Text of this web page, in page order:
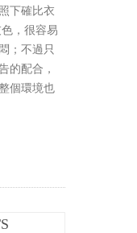
下確比衣
，很容易
；不過只
的配合，
個環境也